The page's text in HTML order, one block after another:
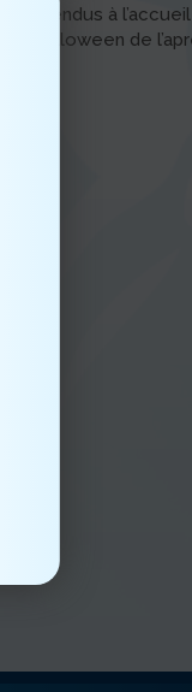
rendus à
d’halloween de